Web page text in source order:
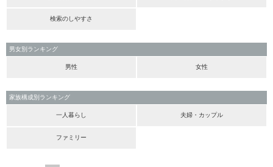
検索のしやすさ
男女別ランキング
男性 女性
家族構成別ランキング
一人暮らし 夫婦・カップル
ファミリー